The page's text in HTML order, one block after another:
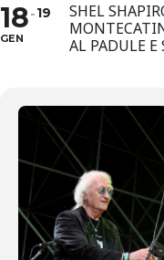
18
GEN
19
SHEL
AL PADULE